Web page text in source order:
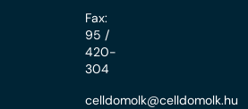
Fax:
95 /
420-
304
celldomolk@celldomolk.hu